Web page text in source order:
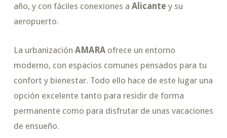
año, y con fáciles conexiones a Alicante y su
aeropuerto.
La urbanización AMARAofrece un entorno
moderno, con espacios comunes pensados para tu
confort y bienestar. Todo ello hace de este lugar una
opción excelente tanto para residir de forma
permanente como para disfrutar de unas vacaciones
de ensueño.